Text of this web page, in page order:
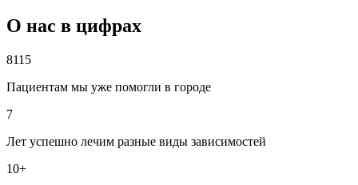
О нас в цифрах
8115
Пациентам мы уже помогли в городе
7
Лет успешно лечим разные виды зависимостей
10+